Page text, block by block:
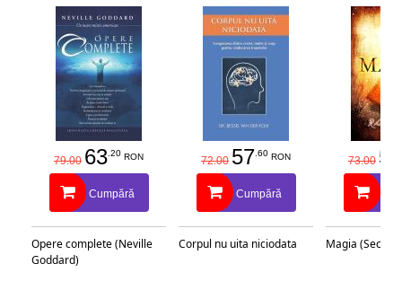
79.00 63.20 RON
Cumpără
Opere complete (Neville
Goddard)
72.00 57.60 RON
Cumpără
Corpul nu uita niciodata
73.00 58
Magia